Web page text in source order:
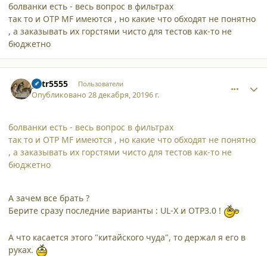
болванки есть - весь вопрос в фильтрах
так то и ОТР MF имеются , но какие что обходят не понятно
, а заказывать их горстями чисто для тестов как-то не
бюджетно
petr5555 Пользователи
Опубликовано28 декабря, 20196 г.
болванки есть - весь вопрос в фильтрах
так то и ОТР MF имеются , но какие что обходят не понятно
, а заказывать их горстями чисто для тестов как-то не
бюджетно
А зачем все брать ?
Берите сразу последние варианты : UL-X и OTP3.0 !
А что касается этого "китайского чуда", то держал я его в
руках.